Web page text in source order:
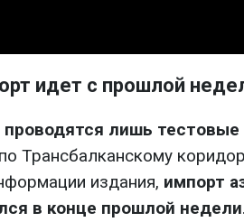
идет с прошлой
проводятся лишь тестовые
по Трансбалканскому
издания, импорт
в конце прошлой недели.